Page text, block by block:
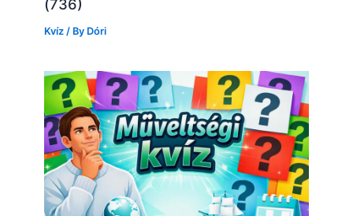
(736)
Kvíz / By Dóri